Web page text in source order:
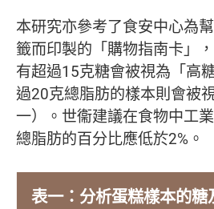
本研究亦參考了食安中心為
籤而印製的「購物指南卡」
有超過15克糖會被視為「高
過20克總脂肪的樣本則會被
一）。世衞建議在食物中工
總脂肪的百分比應低於2%。
表一：分析蛋糕樣本的糖